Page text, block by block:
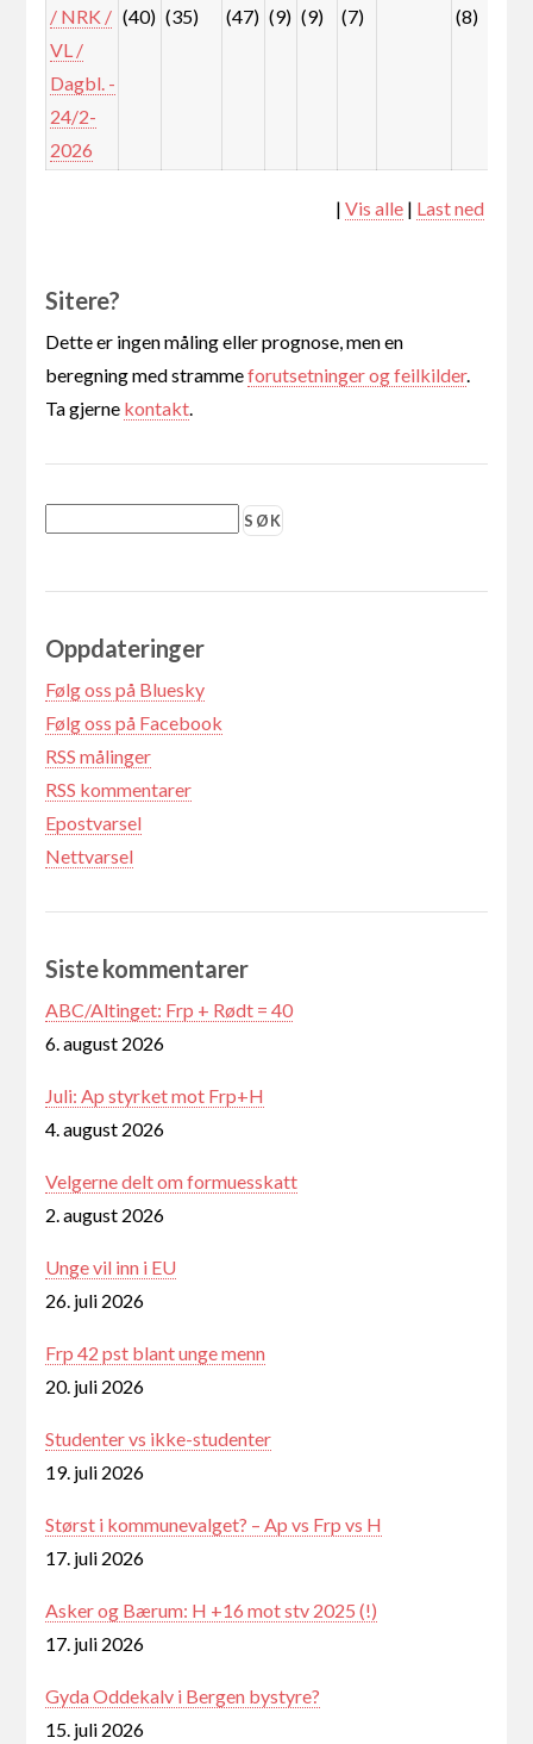
/ NRK /
VL /
Dagbl. -
24/2-
2026
(40) (35) (47) (9) (9) (7) (8)
|Vis alle | Last ned
Sitere?
Dette er ingen måling eller prognose, men en
beregning med strammeforutsetninger og feilkilder.
Ta gjerne kontakt.
Oppdateringer
Følg oss på Bluesky
Følg oss på Facebook
RSS målinger
RSS kommentarer
Epostvarsel
Nettvarsel
Siste kommentarer
ABC/Altinget: Frp + Rødt = 40
6. august 2026
Juli: Ap styrket mot Frp+H
4. august 2026
Velgerne delt om formuesskatt
2. august 2026
Unge vil inn i EU
26. juli 2026
Frp 42 pst blant unge menn
20. juli 2026
Studenter vs ikke-studenter
19. juli 2026
Størst i kommunevalget? – Ap vs Frp vs H
17. juli 2026
Asker og Bærum: H +16 mot stv 2025 (!)
17. juli 2026
Gyda Oddekalv i Bergen bystyre?
15. juli 2026